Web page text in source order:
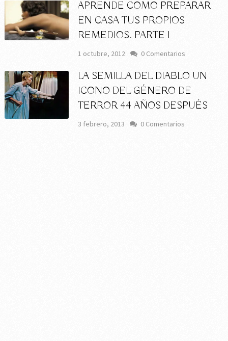
APRENDE COMO PREPARAR
EN CASA TUS PROPIOS
REMEDIOS. PARTE I
1 octubre, 2012 0 Comentarios
LA SEMILLA DEL DIABLO UN
ICONO DEL GÉNERO DE
TERROR 44 AÑOS DESPUÉS
3 febrero, 2013 0 Comentarios